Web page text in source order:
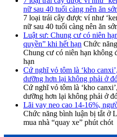
nữ sau 40 tuổi càng nên ăn
7 loại trái cây được ví như
nữ sau 40 tuổi càng nên ăn
Luật sư: Chung cư có niên
quyền” khi hết hạn Chức
Chung cư có niên hạn không
hạn
Cứ nghĩ vỏ tôm là ‘kho
dưỡng hơn lại không phải ở
Cứ nghĩ vỏ tôm là ‘kho
dưỡng hơn lại không phải ở
Lãi vay neo cao 14-16%,
Chức năng bình luận bị tắt ở
mua nhà “quay xe” phút chót